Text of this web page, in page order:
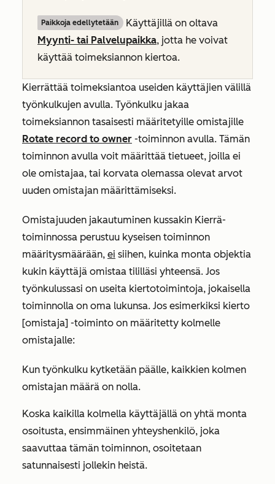
Paikkoja edellytetään
Käyttäjillä on oltava
Myynti- tai Palvelupaikka, jotta he voivat
käyttää toimeksiannon kiertoa.
Kierrättää toimeksiantoa useiden käyttäjien välillä
työnkulkujen avulla. Työnkulku jakaa
toimeksiannon tasaisesti määritetyille omistajille
Rotate record to owner -toiminnon avulla. Tämän
toiminnon avulla voit määrittää tietueet, joilla ei
ole omistajaa, tai korvata olemassa olevat arvot
uuden omistajan määrittämiseksi.
Omistajuuden jakautuminen kussakin Kierrä-
toiminnossa perustuu kyseisen toiminnon
määritysmäärään, ei siihen, kuinka monta objektia
kukin käyttäjä omistaa tililläsi yhteensä. Jos
työnkulussasi on useita kiertotoimintoja, jokaisella
toiminnolla on oma lukunsa. Jos esimerkiksi kierto
[omistaja] -toiminto on määritetty kolmelle
omistajalle:
Kun työnkulku kytketään päälle, kaikkien kolmen
omistajan määrä on nolla.
Koska kaikilla kolmella käyttäjällä on yhtä monta
osoitusta, ensimmäinen yhteyshenkilö, joka
saavuttaa tämän toiminnon, osoitetaan
satunnaisesti jollekin heistä.